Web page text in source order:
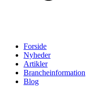
Forside
Nyheder
Artikler
Brancheinformation
Blog